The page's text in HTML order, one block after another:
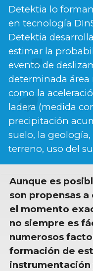
Detektia lo
en tecnología
Detektia
estimar la
evento de
determinada área
como la
ladera (medida
precipitación
suelo, la
terreno, uso del
Aunque es
son propensas
el momento
no siempre es
numerosos
formación de
instrumentación